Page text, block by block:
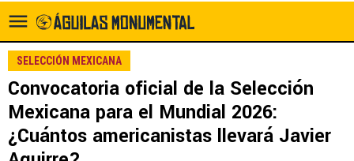
SELECCIÓN MEXICANA
Convocatoria oficial de la Selección
Mexicana para el Mundial 2026:
¿Cuántos americanistas llevará Javier